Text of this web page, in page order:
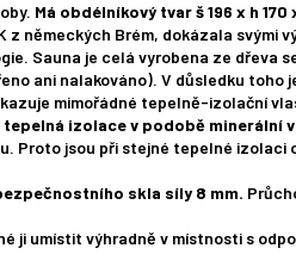
Má obdélníkový tvar š 196 x h 170
z německých Brém, dokázala
Sauna je celá vyrobena ze dřeva
ani nalakováno). V důsledku
mimořádné tepelně-izolační
tepelná izolace v podobě minerální
Proto jsou při stejné tepelné izolaci
skla síly 8 mm.
ji umístit výhradně v místnosti s